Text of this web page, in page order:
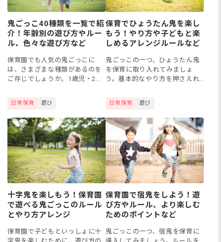
鬼ごっこ40種類を一覧で紹
介！年齢別の遊び方やルー
ル、色々な遊び方など
保育園でも人気の鬼ごっこに
は、さまざまな種類があるのを
ご存じでしょうか。1歳児・2歳
鬼ごっこの遊び方を知っておけ
ば、保育のバリエーションが
広...
日常保育 遊び
保育でひょうたん鬼を楽し
もう！やり方や子どもと楽
しめるアレンジルールなど
鬼ごっこの一つ、ひょうたん鬼
を保育に取り入れてみましょ
う。基本的なやり方を押さえれ
ん。今回は、道具いらずで楽し
めるひょうたん鬼について、遊
び方や...
日常保育 遊び
十字鬼を楽しもう！保育園
で遊べる鬼ごっこのルール
とやり方アレンジ
保育園で子どもといっしょに十
保育園で宿鬼をしよう！遊
び方やルール、より楽しむ
ためのポイントなど
鬼ごっこの一つ、宿鬼を保育に